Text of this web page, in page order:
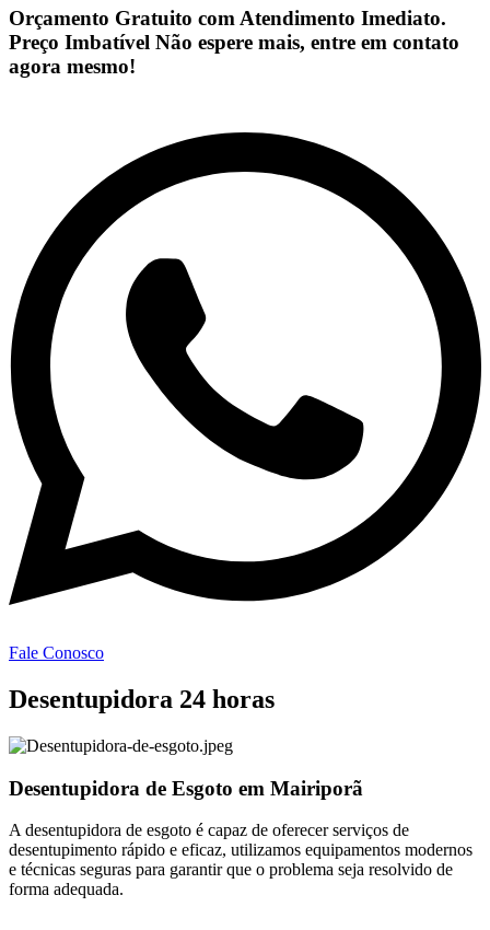
Orçamento Gratuito com Atendimento Imediato.
Preço Imbatível Não espere mais, entre em contato
agora mesmo!
Fale Conosco
Desentupidora 24 horas
Desentupidora de Esgoto em Mairiporã
A desentupidora de esgoto é capaz de oferecer serviços de
desentupimento rápido e eficaz, utilizamos equipamentos modernos
e técnicas seguras para garantir que o problema seja resolvido de
forma adequada.